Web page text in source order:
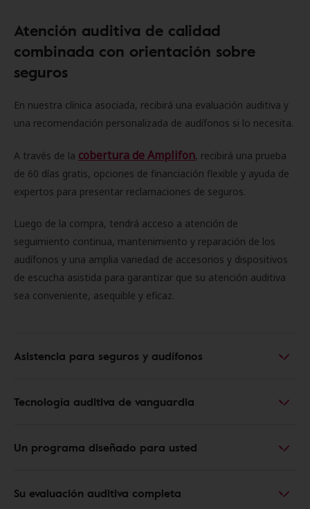
Atención auditiva de calidad
combinada con orientación sobre
seguros
En nuestra clínica asociada, recibirá una evaluación auditiva y
una recomendación personalizada de audífonos si lo necesita.
A través de la cobertura de Amplifon, recibirá una prueba
de 60 días gratis, opciones de financiación flexible y ayuda de
expertos para presentar reclamaciones de seguros.
Luego de la compra, tendrá acceso a atención de
seguimiento continua, mantenimiento y reparación de los
audífonos y una amplia variedad de accesorios y dispositivos
de escucha asistida para garantizar que su atención auditiva
sea conveniente, asequible y eficaz.
Asistencia para seguros y audífonos
Tecnología auditiva de vanguardia
Un programa diseñado para usted
Su evaluación auditiva completa